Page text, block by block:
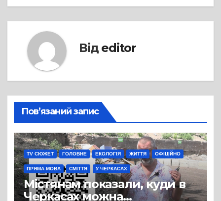
Від editor
Пов’язаний запис
TV СЮЖЕТ ГОЛОВНЕ ЕКОЛОГІЯ ЖИТТЯ ОФІЦІЙНО
ПРЯМА МОВА СМІТТЯ У ЧЕРКАСАХ
Містянам показали, куди в
Черкасах можна